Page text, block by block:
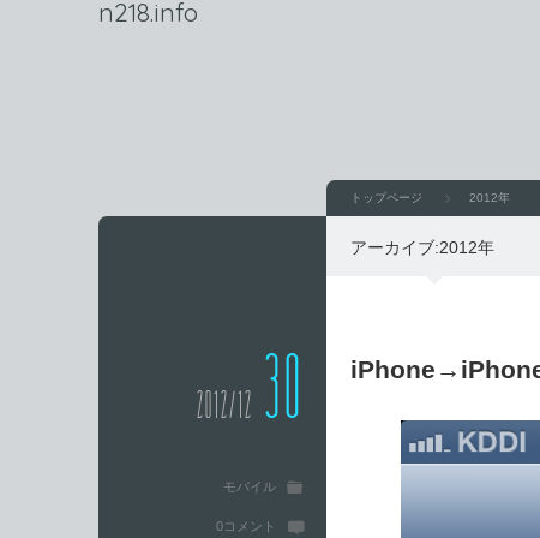
n218.info
トップページ 2012年
アーカイブ:2012年
2012/12 30
モバイル
0コメント